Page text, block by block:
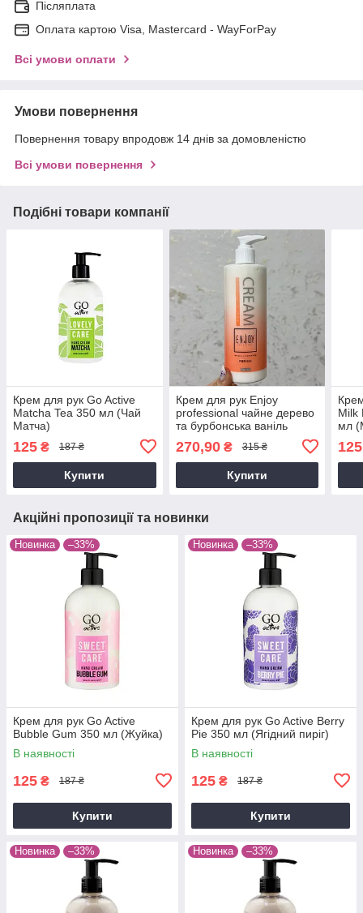
Післяплата
Оплата картою Visa, Mastercard - WayForPay
Всі умови оплати
Умови повернення
Повернення товару впродовж 14 днів за домовленістю
Всі умови повернення
Подібні товари компанії
Крем для рук Go Active
Matcha Tea 350 мл (Чай
Матча)
125 ₴ 187 ₴
Купити
Крем для рук Enjoy
professional чайне дерево
та бурбонська ваніль
270,90₴ 315 ₴
Купити
Milk
мл
125
Акційні пропозиції та новинки
Новинка –33%
Крем для рук Go Active
Bubble Gum 350 мл (Жуйка)
В наявності
125 ₴ 187 ₴
Купити
Новинка –33%
Крем для рук Go Active Berry
Pie 350 мл (Ягідний пиріг)
В наявності
125 ₴ 187 ₴
Купити
Новинка –33% Новинка –33%